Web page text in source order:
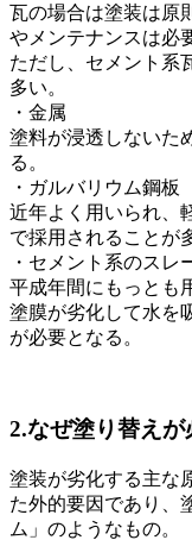
瓦の場合は塗装は原
やメンテナンスは必
ただし、セメント系
多い。
・金属
塗料が浸透しないた
る。
・ガルバリウム鋼板
近年よく用いられ、
で採用されることが
・セメント系のスレ
平成年間にもっとも
塗膜が劣化して水を
が必要となる。
2.なぜ塗り替えが
塗装が劣化する主な
た外的要因であり、
ム」のようなもの。